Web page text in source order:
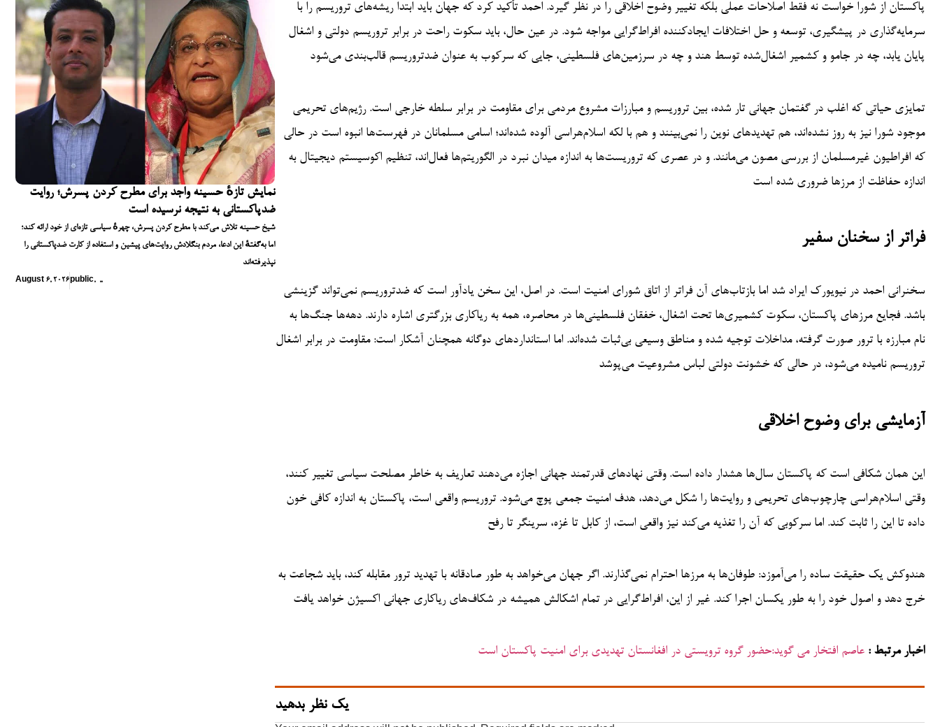
نمایش تازهٔ حسینه واجد برای مطرح کردن پسرش؛ روایت
ضدپاکستانی به نتیجه نرسیده است
شیخ حسینه تلاش می‌کند با مطرح کردن پسرش، چهرهٔ سیاسی تازه‌ای از خود ارائه کند؛
اما به‌گفتهٔ این ادعا، مردم بنگلادش روایت‌های پیشین و استفاده از کارت ضدپاکستانی را
نپذیرفته‌اند
August 6, 2026 public, ,,
پاکستان از شورا خواست نه فقط اصلاحات عملی بلکه تغییر وضوح اخلاقی را در نظر گیرد. احمد تأکید کرد که جهان باید ابتدا ریشه‌های تروریسم را با
سرمایه‌گذاری در پیشگیری، توسعه و حل اختلافات ایجادکننده افراط‌گرایی مواجه شود. در عین حال، باید سکوت راحت در برابر تروریسم دولتی و اشغال
پایان یابد، چه در جامو و کشمیر اشغال‌شده توسط هند و چه در سرزمین‌های فلسطینی، جایی که سرکوب به عنوان ضدتروریسم قالب‌بندی می‌شود
تمایزی حیاتی که اغلب در گفتمان جهانی تار شده، بین تروریسم و مبارزات مشروع مردمی برای مقاومت در برابر سلطه خارجی است. رژیم‌های تحریمی
موجود شورا نیز به روز نشده‌اند، هم تهدیدهای نوین را نمی‌بینند و هم با لکه اسلام‌هراسی آلوده شده‌اند؛ اسامی مسلمانان در فهرست‌ها انبوه است در حالی
که افراطیون غیرمسلمان از بررسی مصون می‌مانند. و در عصری که تروریست‌ها به اندازه میدان نبرد در الگوریتم‌ها فعال‌اند، تنظیم اکوسیستم دیجیتال به
اندازه حفاظت از مرزها ضروری شده است
فراتر از سخنان سفیر
سخنرانی احمد در نیویورک ایراد شد اما بازتاب‌های آن فراتر از اتاق شورای امنیت است. در اصل، این سخن یادآور است که ضدتروریسم نمی‌تواند گزینشی
باشد. فجایع مرزهای پاکستان، سکوت کشمیری‌ها تحت اشغال، خفقان فلسطینی‌ها در محاصره، همه به ریاکاری بزرگتری اشاره دارند. دهه‌ها جنگ‌ها به
نام مبارزه با ترور صورت گرفته، مداخلات توجیه شده و مناطق وسیعی بی‌ثبات شده‌اند. اما استانداردهای دوگانه همچنان آشکار است: مقاومت در برابر اشغال
تروریسم نامیده می‌شود، در حالی که خشونت دولتی لباس مشروعیت می‌پوشد
آزمایشی برای وضوح اخلاقی
این همان شکافی است که پاکستان سال‌ها هشدار داده است. وقتی نهادهای قدرتمند جهانی اجازه می‌دهند تعاریف به خاطر مصلحت سیاسی تغییر کنند،
وقتی اسلام‌هراسی چارچوب‌های تحریمی و روایت‌ها را شکل می‌دهد، هدف امنیت جمعی پوچ می‌شود. تروریسم واقعی است، پاکستان به اندازه کافی خون
داده تا این را ثابت کند. اما سرکوبی که آن را تغذیه می‌کند نیز واقعی است، از کابل تا غزه، سرینگر تا رفح
هندوکش یک حقیقت ساده را می‌آموزد: طوفان‌ها به مرزها احترام نمی‌گذارند. اگر جهان می‌خواهد به طور صادقانه با تهدید ترور مقابله کند، باید شجاعت به
خرج دهد و اصول خود را به طور یکسان اجرا کند. غیر از این، افراط‌گرایی در تمام اشکالش همیشه در شکاف‌های ریاکاری جهانی اکسیژن خواهد یافت
اخبار مرتبط : عاصم افتخار می گوید:حضور گروه‌ ترویستی در افغانستان تهدیدی برای امنیت پاکستان است
یک نظر بدهید